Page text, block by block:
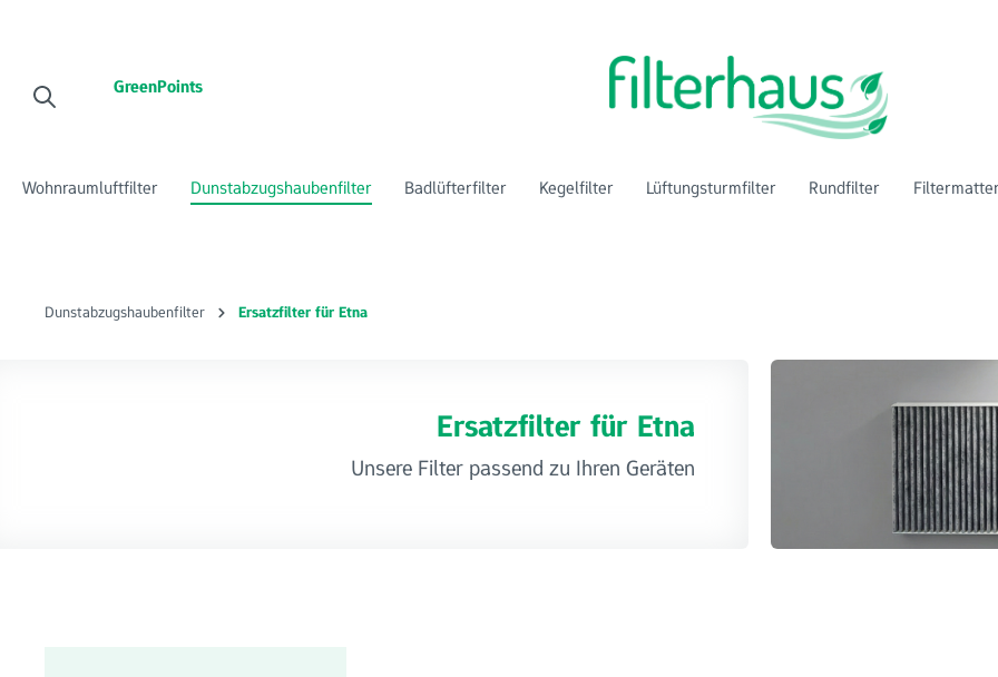
GreenPoints
Wohnraumluftfilter Dunstabzugshaubenfilter Badlüfterfilter Kegelfilter Lüftungsturmfilter Rundfilter
Dunstabzugshaubenfilter Ersatzfilter für Etna
Ersatzfilter für Etna
Unsere Filter passend zu Ihren Geräten